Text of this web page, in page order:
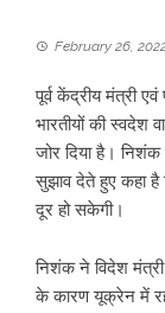
February 26,
पूर्व केंद्रीय मंत्री
भारतीयों की स्वदेश
जोर दिया है।
सुझाव देते हुए कहा
दूर हो सकेगी।
निशंक ने विदेश
के कारण यूक्रेन में